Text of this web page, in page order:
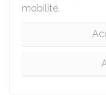
mobilité.